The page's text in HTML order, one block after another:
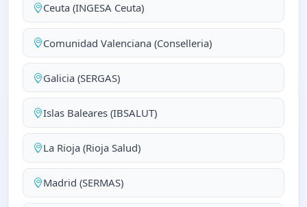
Ceuta (INGESA Ceuta)
Comunidad Valenciana (Conselleria)
Galicia (SERGAS)
Islas Baleares (IBSALUT)
La Rioja (Rioja Salud)
Madrid (SERMAS)